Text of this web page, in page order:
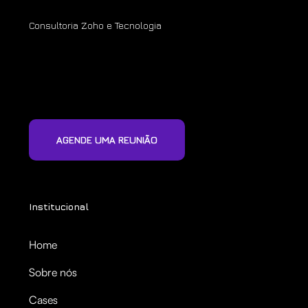
Consultoria Zoho e Tecnologia
AGENDE UMA REUNIÃO
Institucional
Home
Sobre nós
Cases